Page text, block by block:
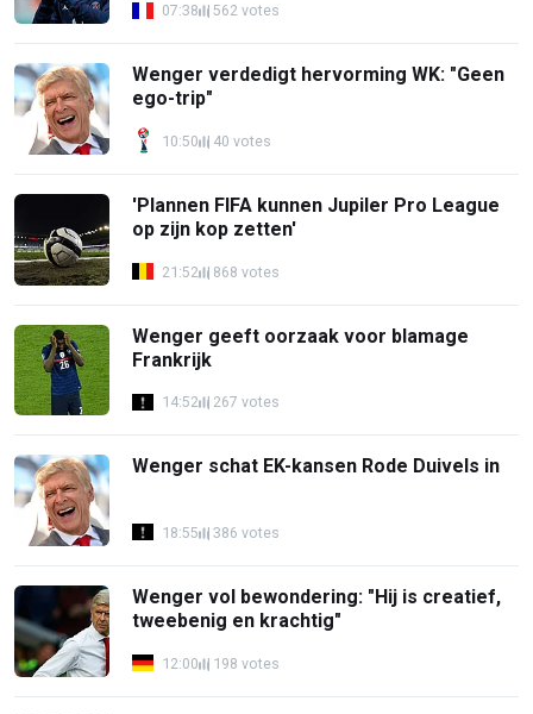
07:38 562 votes
Wenger verdedigt hervorming WK: "Geen
ego-trip"
10:50 40 votes
'Plannen FIFA kunnen Jupiler Pro League
op zijn kop zetten'
21:52 868 votes
Wenger geeft oorzaak voor blamage
Frankrijk
14:52 267 votes
Wenger schat EK-kansen Rode Duivels in
18:55 386 votes
Wenger vol bewondering: "Hij is creatief,
tweebenig en krachtig"
12:00 198 votes